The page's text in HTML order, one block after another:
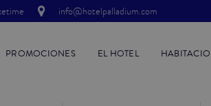
info@hotelpalladium.com
PROMOCIONES EL HOTEL